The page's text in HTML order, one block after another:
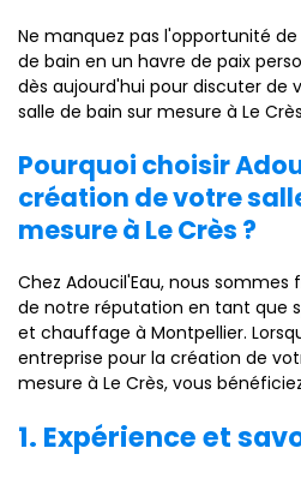
Ne manquez pas l'opportunité
de bain en un havre de paix
dès aujourd'hui pour discuter de
salle de bain sur mesure à Le
Pourquoi choisir
création de votre
mesure à Le Crès ?
Chez Adoucil'Eau, nous
de notre réputation en tant que
et chauffage à Montpellier.
entreprise pour la création de
mesure à Le Crès, vous
1. Expérience et